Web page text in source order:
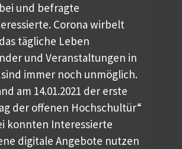
und befragte
Corona wirbelt
tägliche Leben
und Veranstaltungen in
sind immer noch unmöglich.
am 14.01.2021 der erste
der offenen Hochschultür“
konnten Interessierte
digitale Angebote nutzen